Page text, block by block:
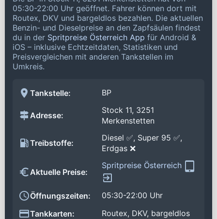
05:30-22:00 Uhr geöffnet. Fahrer können dort mit
Routex, DKV und bargeldlos bezahlen. Die aktuellen
Benzin- und Dieselpreise an den Zapfsäulen findest
du in der Spritpreise Österreich App für Android &
iOS – inklusive Echtzeitdaten, Statistiken und
Preisvergleichen mit anderen Tankstellen im
Umkreis.
Tankstelle: BP
Adresse:
Stock 11, 3251
Merkenstetten
Treibstoffe:
Diesel ✅, Super 95 ✅,
Erdgas ❌
Aktuelle Preise:
Spritpreise Österreich
Öffnungszeiten:
05:30-22:00 Uhr
Tankkarten:
Routex, DKV, bargeldlos